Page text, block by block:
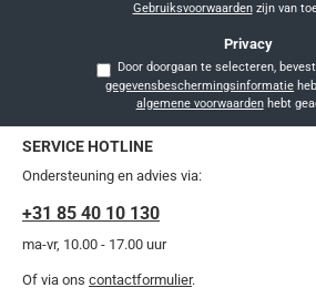
Gebruiksvoorwaardenzijn van
Privacy
gegevensbeschermingsinformatie
algemene voorwaardenhebt
SERVICE HOTLINE
Ondersteuning en advies via:
+31 85 40 10 130
ma-vr, 10.00 - 17.00 uur
Of via ons contactformulier.